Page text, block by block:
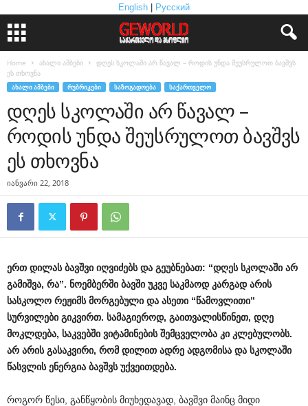
English Русский
Home ახალი ამბები
დღეს სკოლაში არ წავალ – როდის უნდა შეუსრულოთ ბავშვს
ეს თხოვნა
ᲐᲮᲐᲚᲘ ᲐᲛᲑᲔᲑᲘ ᲠᲣᲑᲠᲘᲙᲔᲑᲘ ᲡᲐᲖᲝᲒᲐᲓᲝᲔᲑᲐ ᲡᲐᲥᲐᲠᲗᲕᲔᲚᲝ
დღეს სკოლაში არ წავალ –
როდის უნდა შეუსრულოთ ბავშვს
ეს თხოვნა
იანვარი 22, 2018
ერთ დილას ბავშვი იღვიძებს და გეუბნებათ: “დღეს სკოლაში არ
გამიშვა, რა”. ნოემბერში ბავში უკვე საკმაოდ კარგად არის
სასკოლო რეჟიმს მორგებული და ასეთი “წამოვლითი”
სურვილები გიკვირთ. სამაგიეროდ, გაითვალისწინეთ, დღე
მოკლდება, საკვებში ვიტამინების შემცველობა კი კლებულობს.
არ არის გასაკვირი, რომ დილით ადრე ადგომისა და სკოლაში
წასვლის ენერგია ბავშვს უქვეითდება.
როგორ წესი, განწყობის მიუხედავად, ბავშვი მაინც მიდი